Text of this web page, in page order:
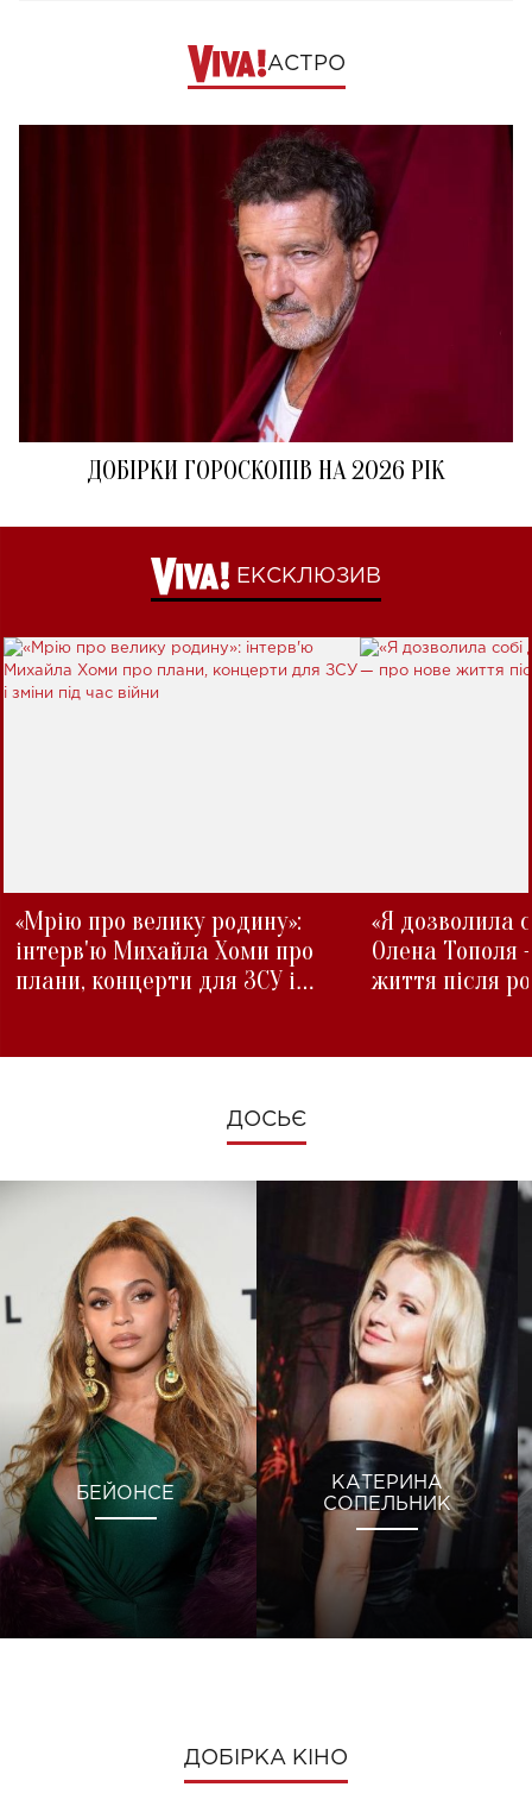
АСТРО
ДОБІРКИ ГОРОСКОПІВ НА 2026 РІК
ЕКСКЛЮЗИВ
«Мрію про велику родину»:
інтерв'ю Михайла Хоми про
плани, концерти для ЗСУ і
«Я дозволила
Олена Тополя
життя після
ДОСЬЄ
БЕЙОНСЕ
КАТЕРИНА
СОПЕЛЬНИК
ДОБІРКА КІНО